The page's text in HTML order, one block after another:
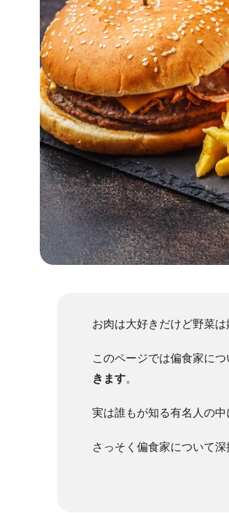
お肉は大好きだけど野菜
このページでは偏食家につ
きます。
実は誰もが知る有名人の
さっそく偏食家について深